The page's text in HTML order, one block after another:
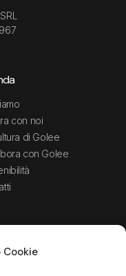
con noi
di Golee
con Golee